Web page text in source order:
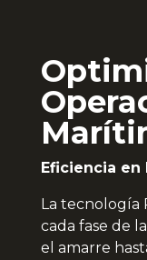
Eficiencia en
La tecnología
cada fase de
el amarre